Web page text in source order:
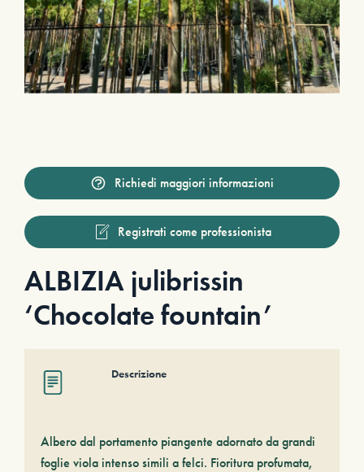
Richiedi maggiori informazioni
Registrati come professionista
ALBIZIA julibrissin
‘Chocolate fountain’
Descrizione
Albero dal portamento piangente adornato da grandi
foglie viola intenso simili a felci. Fioritura profumata,